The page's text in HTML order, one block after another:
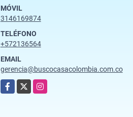
MÓVIL
3146169874
TELÉFONO
+572136564
EMAIL
gerencia@buscocasacolombia.com.co
Facebook
X Instagram